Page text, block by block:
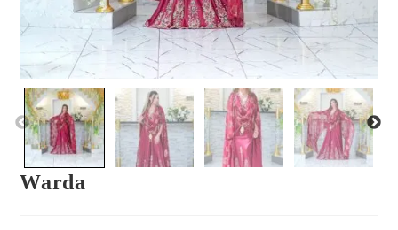
Warda